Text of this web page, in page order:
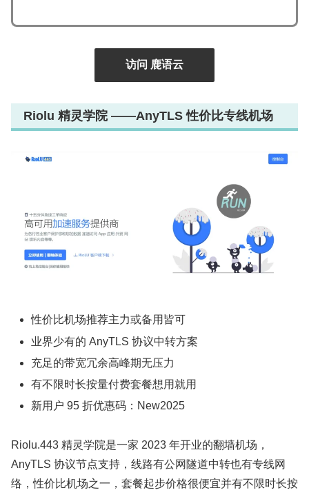
访问 鹿语云
Riolu 精灵学院 ——AnyTLS 性价比专线机场
性价比机场推荐主力或备用皆可
业界少有的 AnyTLS 协议中转方案
充足的带宽冗余高峰期无压力
有不限时长按量付费套餐想用就用
新用户 95 折优惠码：New2025
Riolu.443 精灵学院是一家 2023 年开业的翻墙机场，
AnyTLS 协议节点支持，线路有公网隧道中转也有专线网
络，性价比机场之一，套餐起步价格很便宜并有不限时长按